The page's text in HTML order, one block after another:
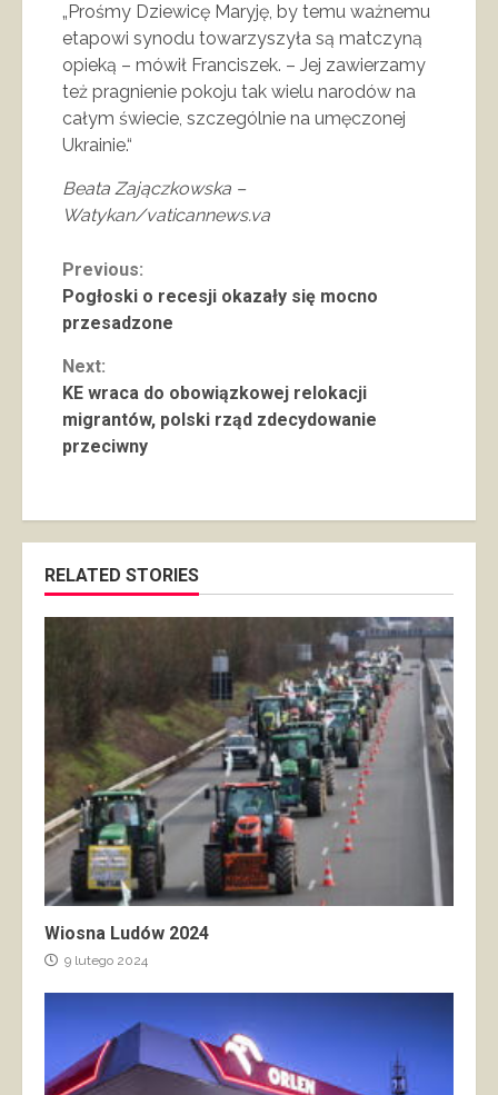
„Prośmy Dziewicę Maryję, by temu ważnemu
etapowi synodu towarzyszyła są matczyną
opieką – mówił Franciszek. – Jej zawierzamy
też pragnienie pokoju tak wielu narodów na
całym świecie, szczególnie na umęczonej
Ukrainie.“
Beata Zajączkowska –
Watykan/vaticannews.va
Continue
Reading
Previous:
Pogłoski o recesji okazały się mocno
przesadzone
Next:
KE wraca do obowiązkowej relokacji
migrantów, polski rząd zdecydowanie
przeciwny
RELATED STORIES
Wiosna Ludów 2024
9 lutego 2024